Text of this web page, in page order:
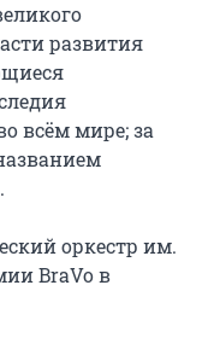
развития
всём мире; за
оркестр им.
BraVo в